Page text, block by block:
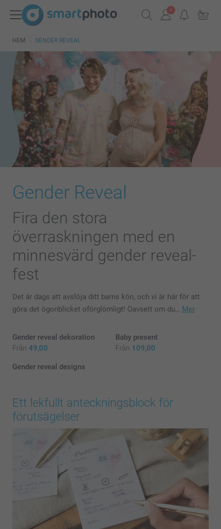
HEM GENDER REVEAL
Gender Reveal
Fira den stora
överraskningen med en
minnesvärd gender reveal-
fest
Det är dags att avslöja ditt barns kön, och vi är här för att
göra det ögonblicket oförglömligt! Oavsett om du… Mer
Gender reveal dekoration
Från 49,00
Baby present
Från 109,00
Gender reveal designs
Ett lekfullt anteckningsblock för
förutsägelser